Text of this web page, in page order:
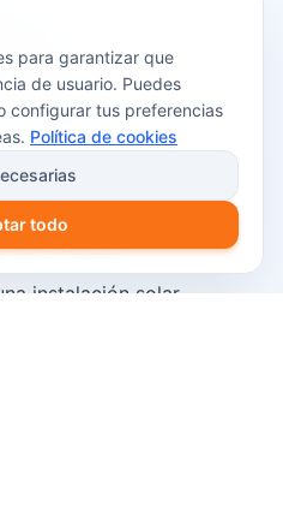
disponibles en
de inversión
instalación solar
para garantizar que
de usuario. Puedes
configurar tus preferencias
Política de cookies
todo